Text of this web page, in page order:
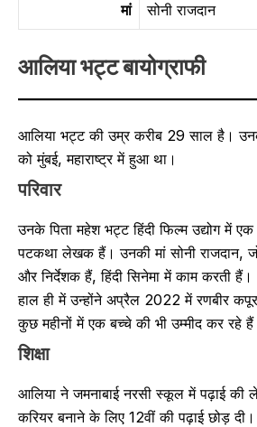
मां सोनी राजदान
आलिया भट्ट बायोग्राफी
आलिया भट्ट की उम्र करीब 29 साल है।
को मुंबई, महाराष्ट्र में हुआ था।
परिवार
उनके पिता महेश भट्ट हिंदी फिल्म उद्योग में एक
पटकथा लेखक हैं। उनकी मां सोनी राजदान,
और निर्देशक हैं, हिंदी सिनेमा में काम करती हैं।
हाल ही में उन्होंने अप्रैल 2022 में रणबीर
कुछ महीनों में एक बच्चे की भी उम्मीद कर रहे
शिक्षा
आलिया ने जमनाबाई नरसी स्कूल में पढ़ाई की
करियर बनाने के लिए 12वीं की पढ़ाई छोड़ दी।